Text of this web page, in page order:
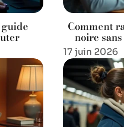
Comment
noire
17 juin 2026